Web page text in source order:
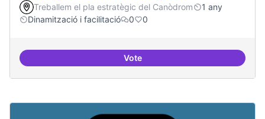
Treballem el pla estratègic del Canòdrom
1 any
Dinamització i facilitació
0 0
VoteEspai grades democràtiques